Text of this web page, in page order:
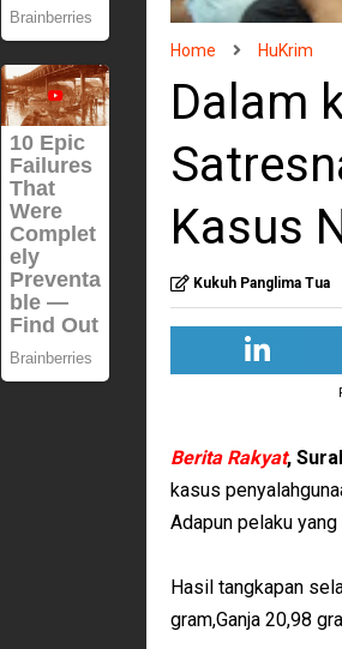
Home HuKrim
Dalam
Kasus
Kukuh Panglima Tua
Berita Rakyat,
kasus
Adapun pelaku
Hasil tangkapan
gram,Ganja 20,98